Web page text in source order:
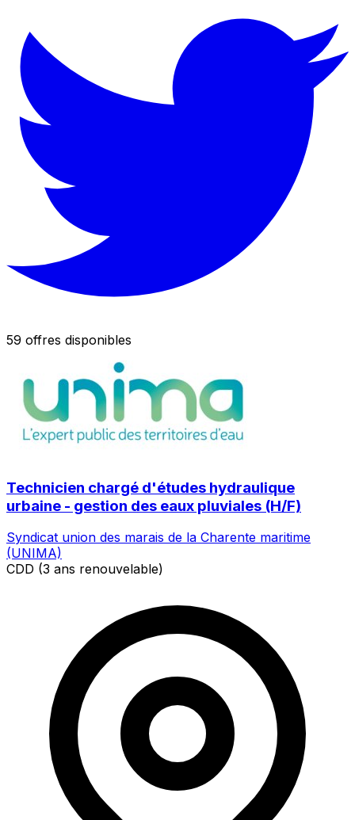
59 offres disponibles
Technicien chargé d'études hydraulique
urbaine - gestion des eaux pluviales (H/F)
Syndicat union des marais de la Charente maritime
(UNIMA)
CDD (3 ans renouvelable)